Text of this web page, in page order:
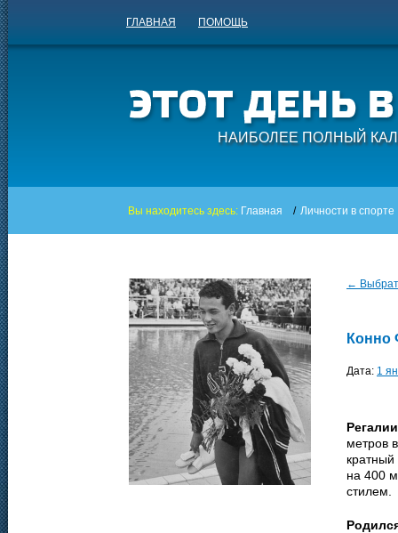
ГЛАВНАЯ ПОМОЩЬ
НАИБОЛЕЕ ПОЛНЫЙ
Вы находитесь здесь: Главная / Личности в спорте
←
Конно
Дата: 1
метров
на 400
стилем.